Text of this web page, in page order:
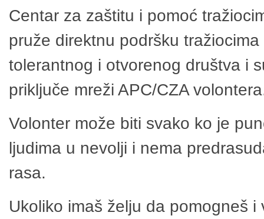
Centar za zaštitu i pomoć
pruže direktnu podršku
tolerantnog i otvorenog društva i
priključe mreži APC/CZA
Volonter može biti svako ko je
ljudima u nevolji i nema
rasa.
Ukoliko imaš želju da pomogneš